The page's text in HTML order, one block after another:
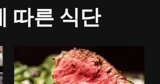
따른 식단